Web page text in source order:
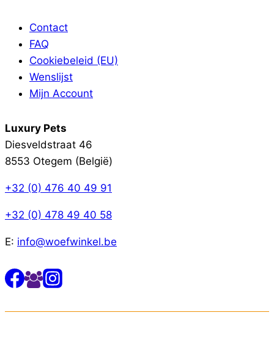
Contact
FAQ
Cookiebeleid (EU)
Wenslijst
Mijn Account
Luxury Pets
Diesveldstraat 46
8553 Otegem (België)
+32 (0) 476 40 49 91
+32 (0) 478 49 40 58
E: info@woefwinkel.be